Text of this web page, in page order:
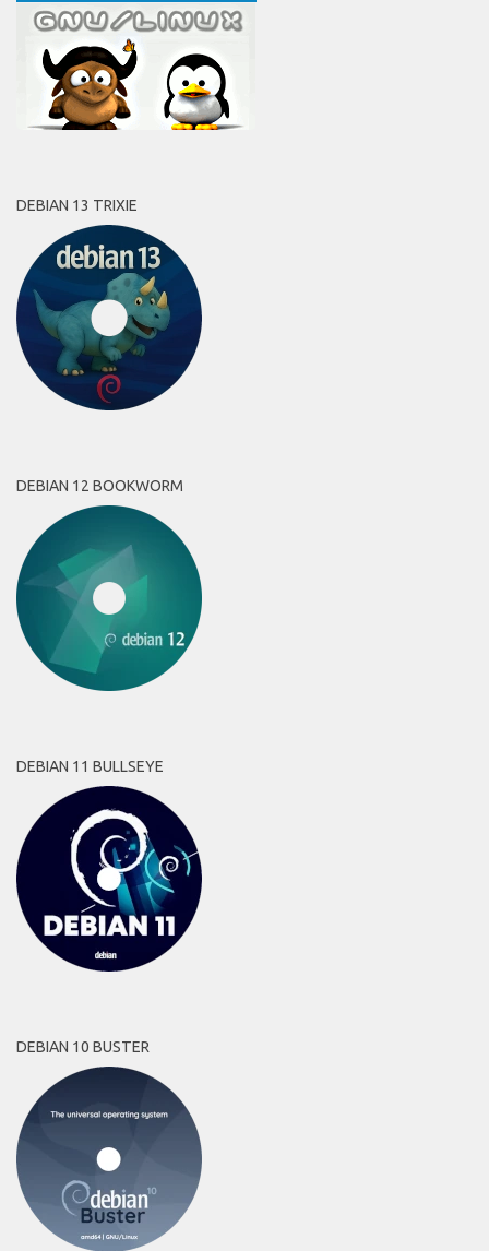
DEBIAN 13 TRIXIE
DEBIAN 12 BOOKWORM
DEBIAN 11 BULLSEYE
DEBIAN 10 BUSTER